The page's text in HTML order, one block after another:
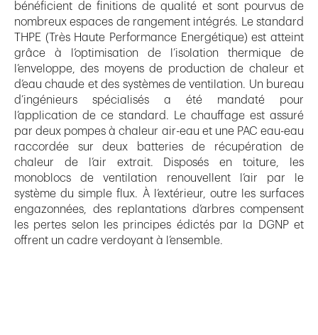
bénéficient de finitions de qualité et sont pourvus de
nombreux espaces de rangement intégrés. Le standard
THPE (Très Haute Performance Energétique) est atteint
grâce à l’optimisation de l’isolation thermique de
l’enveloppe, des moyens de production de chaleur et
d’eau chaude et des systèmes de ventilation. Un bureau
d’ingénieurs spécialisés a été mandaté pour
l’application de ce standard. Le chauffage est assuré
par deux pompes à chaleur air-eau et une PAC eau-eau
raccordée sur deux batteries de récupération de
chaleur de l’air extrait. Disposés en toiture, les
monoblocs de ventilation renouvellent l’air par le
système du simple flux. À l’extérieur, outre les surfaces
engazonnées, des replantations d’arbres compensent
les pertes selon les principes édictés par la DGNP et
offrent un cadre verdoyant à l’ensemble.